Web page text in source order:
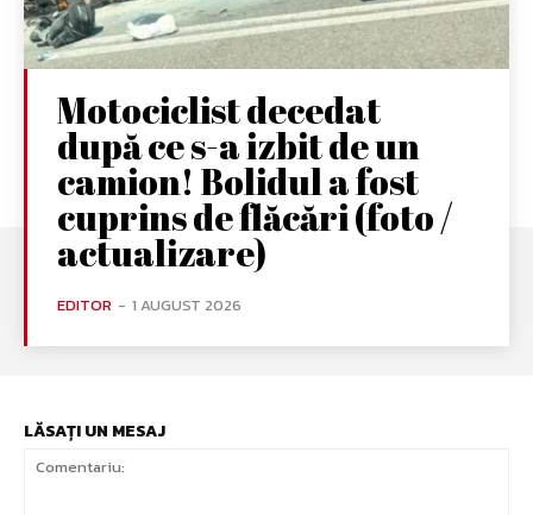
Motociclist decedat
după ce s-a izbit de un
camion! Bolidul a fost
cuprins de flăcări (foto /
actualizare)
EDITOR - 1 AUGUST 2026
LĂSAȚI UN MESAJ